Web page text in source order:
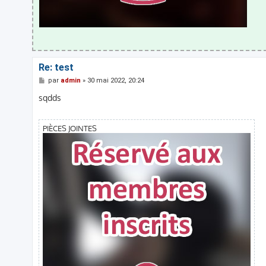
Re: test
M
s
s
g
e
par admin » 30 mai 2022, 20:24
sqdds
PIÈCES JOINTES